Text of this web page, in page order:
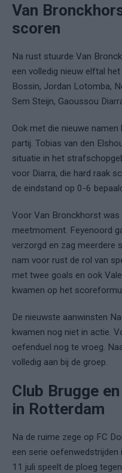
Van
scoren
Na rust stuurde Van
een volledig nieuw elftal
Bossin, Jordan Lotomba,
Sem Steijn, Gaoussou
Ook met die nieuwe
partij. Tobias van den
situatie in het
voor Diarra, die hard raak
de eindstand op 0-6
Voor Van Bronckhorst was
meetmoment. Feyenoord
verzorgd en zag meerdere
nam voor rust de rol van
met twee goals en ook
kwamen op het
De nieuwste aanwinsten
kwamen nog niet in actie.
oefenduel nog te vroeg.
volledig aan bij de groep.
Club Brugge
in Rotterdam
Na de ruime zege op FC
een serie oefenwedstrijden
11 juli speelt de ploeg